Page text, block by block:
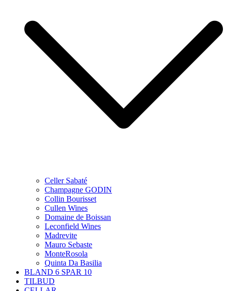
Celler Sabaté
Champagne GODIN
Collin Bourisset
Cullen Wines
Domaine de Boissan
Leconfield Wines
Madrevite
Mauro Sebaste
MonteRosola
Quinta Da Basilia
BLAND 6 SPAR 10
TILBUD